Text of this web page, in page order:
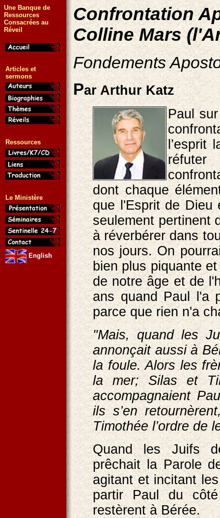
Une Banque de
Ressources
Consacrées au
Réveil
Articles et
sermons
Ressources
Le Ministère
English
Confrontation
Colline Mars
Fondements
Par Arthur Katz
Paul
l’esprit
dont chaque
que l'Esprit de Dieu
seulement pertinent
à réverbérer dans
nos jours. On
bien plus piquante
de notre âge et de
ans quand Paul l'a
parce que rien n'a
"Mais, quand les
annonçait aussi à
la foule. Alors les
la mer; Silas et
accompagnaient
ils s’en
Timothée l’ordre de
Quand les Juifs
prêchait la Parole
agitant et incitant
partir Paul du
restèrent à Bérée.